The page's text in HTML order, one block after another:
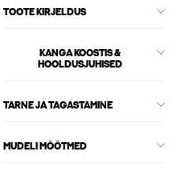
TOOTE KIRJELDUS
KANGA KOOSTIS &
HOOLDUSJUHISED
TARNE JA TAGASTAMINE
MUDELI MÕÕTMED